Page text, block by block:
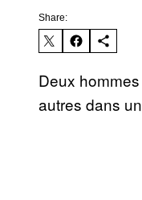
Share:
Deux
autres dans